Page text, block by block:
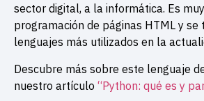
sector digital, a la informática. Es
programación de páginas HTML y se
lenguajes más utilizados en la
Descubre más sobre este lenguaje
nuestro artículo “Python: qué es y